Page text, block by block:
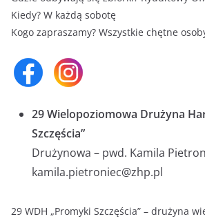
Kiedy? W każdą sobotę
Kogo zapraszamy? Wszystkie chętne
29 Wielopoziomowa Drużyna
Szczęścia”
Drużynowa – pwd. Kamila
kamila.pietroniec@zhp.pl
29 WDH „Promyki Szczęścia” – drużyna